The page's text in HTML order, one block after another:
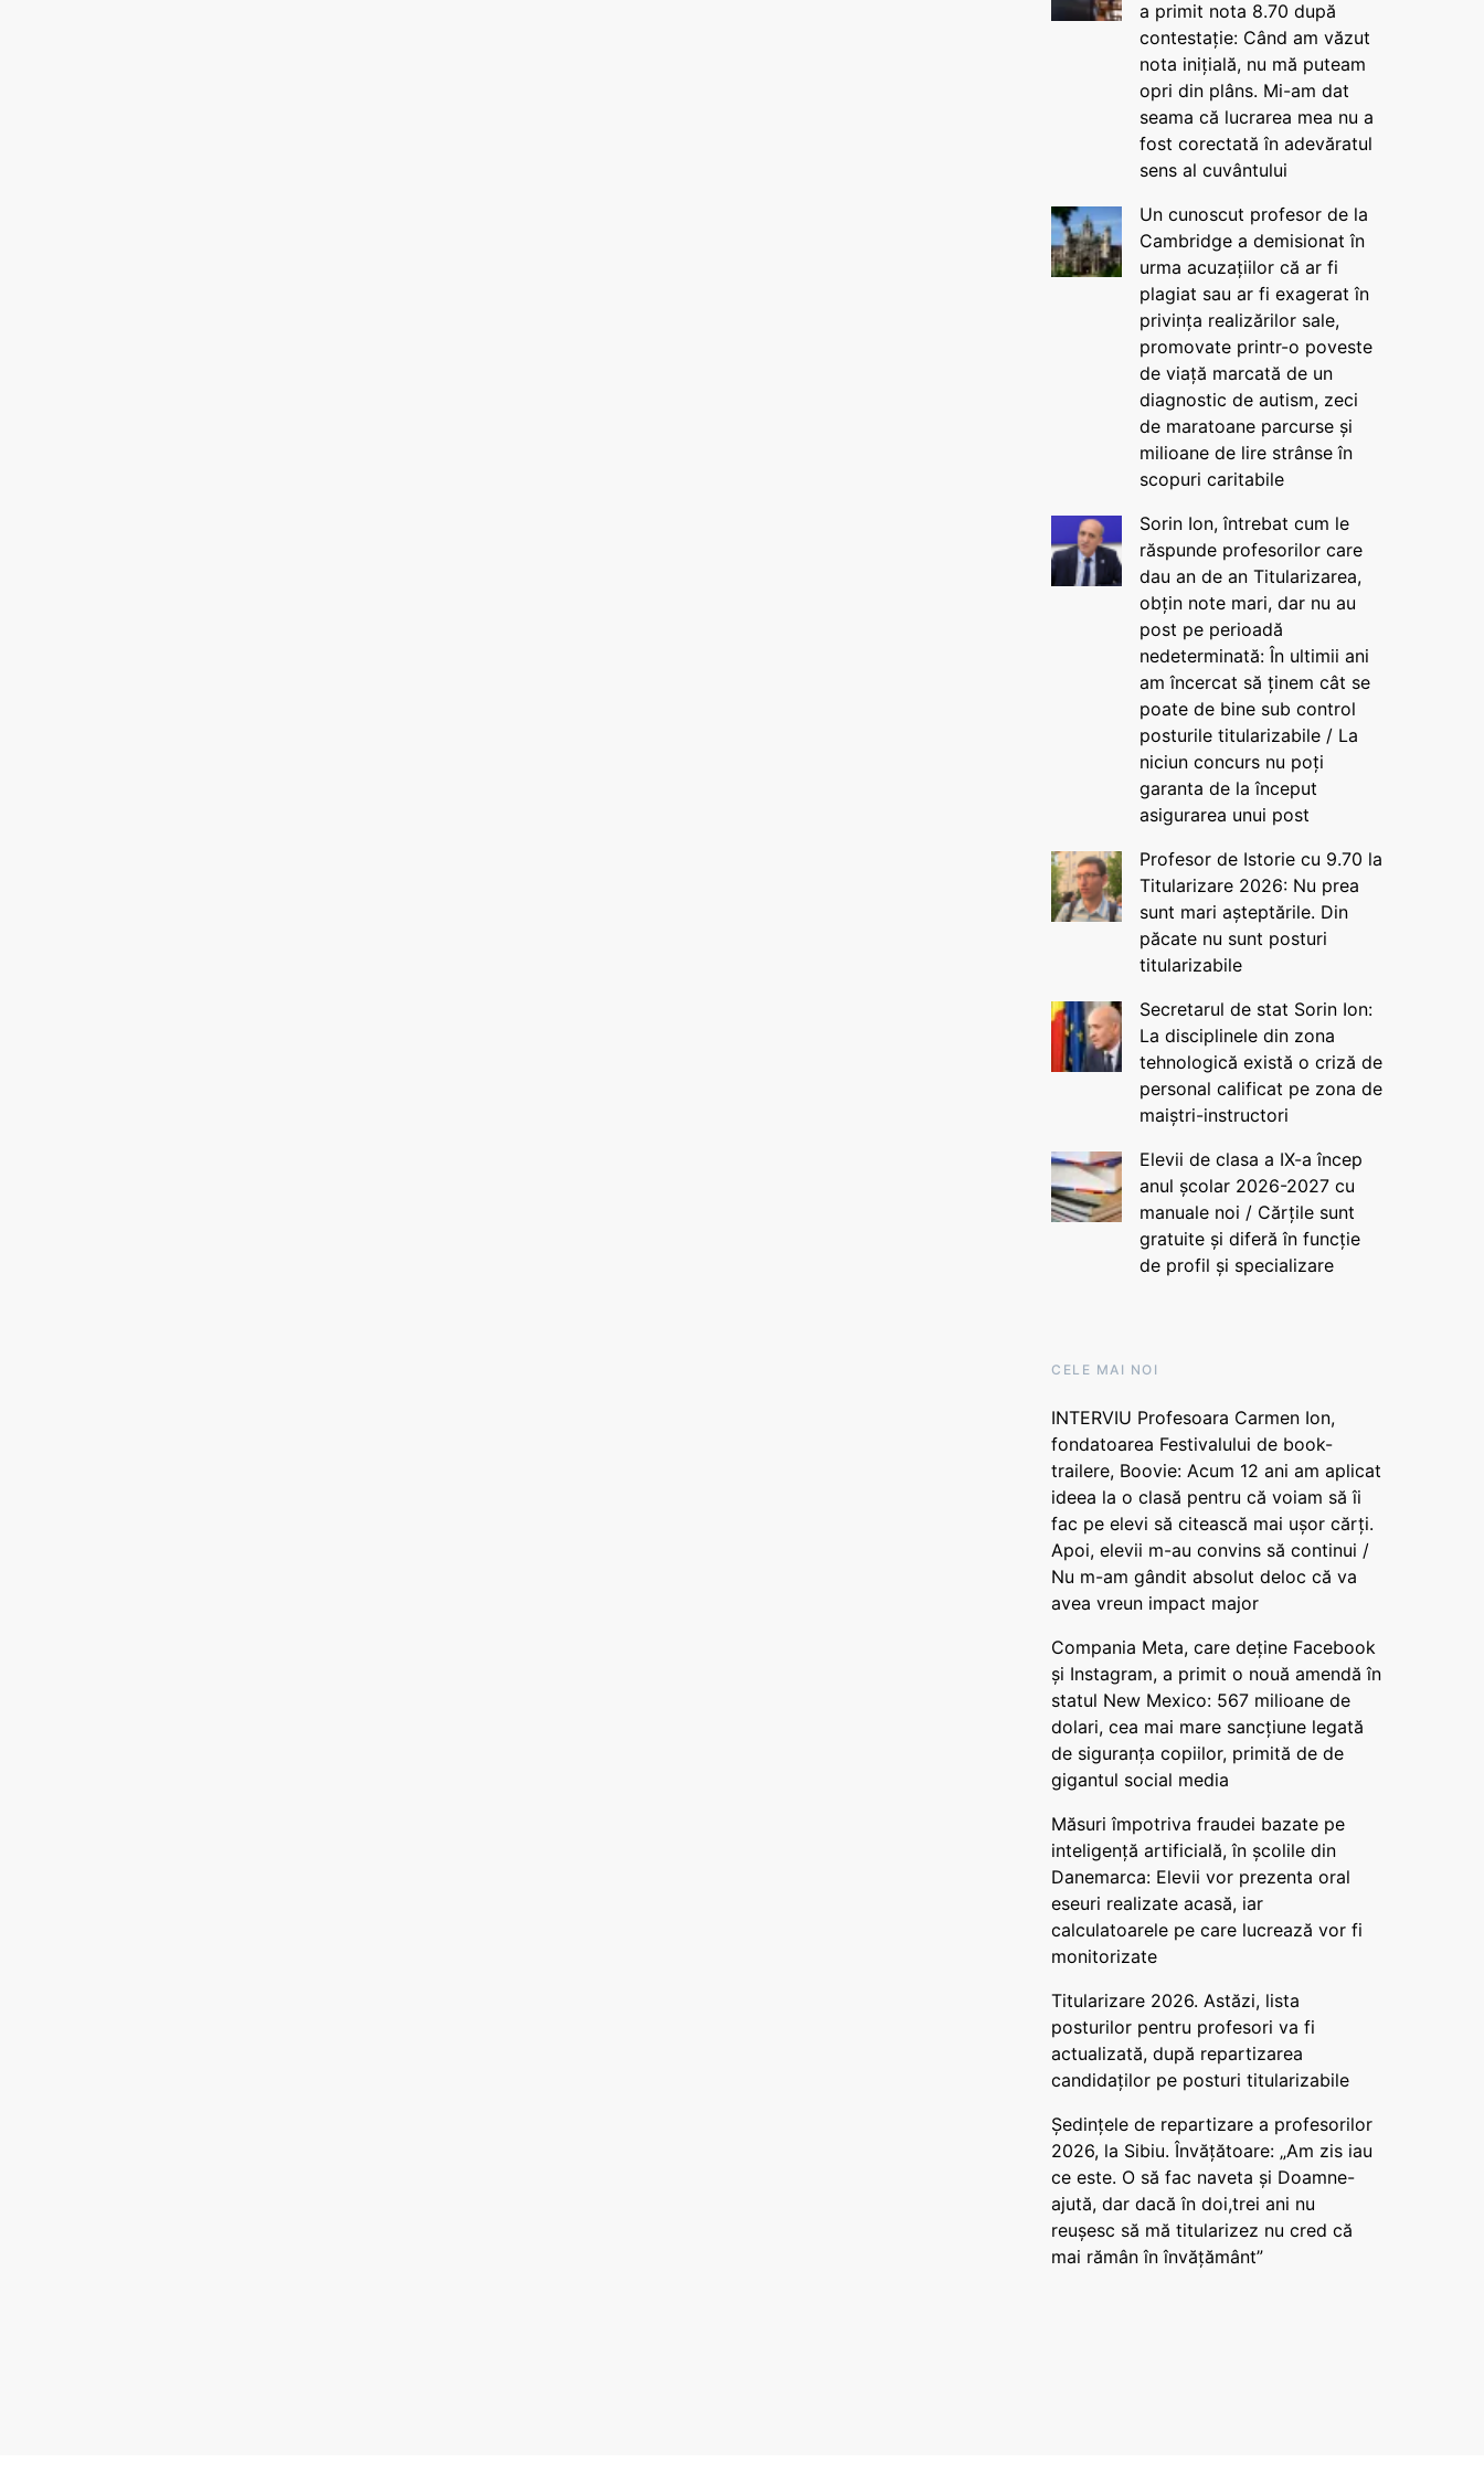
a primit nota 8.70 după
contestație: Când am văzut
nota inițială, nu mă puteam
opri din plâns. Mi-am dat
seama că lucrarea mea nu a
fost corectată în adevăratul
sens al cuvântului
Un cunoscut profesor de la
Cambridge a demisionat în
urma acuzațiilor că ar fi
plagiat sau ar fi exagerat în
privința realizărilor sale,
promovate printr-o poveste
de viață marcată de un
diagnostic de autism, zeci
de maratoane parcurse și
milioane de lire strânse în
scopuri caritabile
Sorin Ion, întrebat cum le
răspunde profesorilor care
dau an de an Titularizarea,
obțin note mari, dar nu au
post pe perioadă
nedeterminată: În ultimii ani
am încercat să ținem cât se
poate de bine sub control
posturile titularizabile / La
niciun concurs nu poți
garanta de la început
asigurarea unui post
Profesor de Istorie cu 9.70 la
Titularizare 2026: Nu prea
sunt mari așteptările. Din
păcate nu sunt posturi
titularizabile
Secretarul de stat Sorin Ion:
La disciplinele din zona
tehnologică există o criză de
personal calificat pe zona de
maiștri-instructori
Elevii de clasa a IX-a încep
anul școlar 2026-2027 cu
manuale noi / Cărțile sunt
gratuite și diferă în funcție
de profil și specializare
CELE MAI NOI
INTERVIU Profesoara Carmen Ion,
fondatoarea Festivalului de book-
trailere, Boovie: Acum 12 ani am aplicat
ideea la o clasă pentru că voiam să îi
fac pe elevi să citească mai ușor cărți.
Apoi, elevii m-au convins să continui /
Nu m-am gândit absolut deloc că va
avea vreun impact major
Compania Meta, care deține Facebook
și Instagram, a primit o nouă amendă în
statul New Mexico: 567 milioane de
dolari, cea mai mare sancțiune legată
de siguranța copiilor, primită de de
gigantul social media
Măsuri împotriva fraudei bazate pe
inteligență artificială, în școlile din
Danemarca: Elevii vor prezenta oral
eseuri realizate acasă, iar
calculatoarele pe care lucrează vor fi
monitorizate
Titularizare 2026. Astăzi, lista
posturilor pentru profesori va fi
actualizată, după repartizarea
candidaților pe posturi titularizabile
Ședințele de repartizare a profesorilor
2026, la Sibiu. Învățătoare: „Am zis iau
ce este. O să fac naveta și Doamne-
ajută, dar dacă în doi,trei ani nu
reușesc să mă titularizez nu cred că
mai rămân în învățământ”